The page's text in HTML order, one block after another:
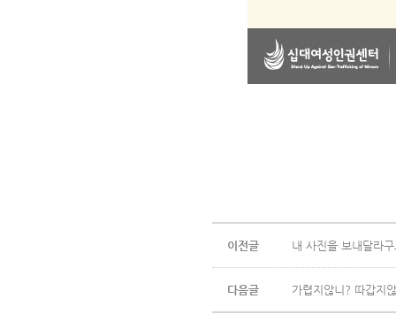
이전글 내 사진을 보내달라
다음글 가렵지않니? 따갑지